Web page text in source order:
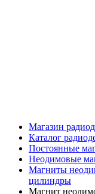
Магазин
Каталог
Постоянные
Неодимовые
Магниты
цилиндры
Магнит